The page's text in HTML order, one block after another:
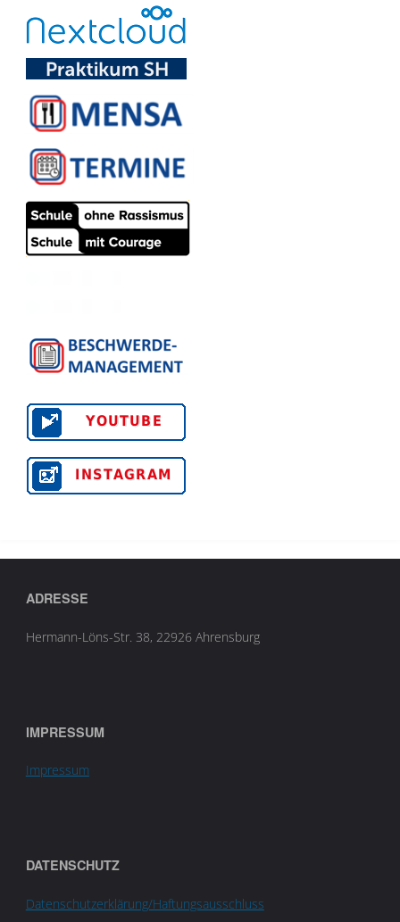
ADRESSE
Hermann-Löns-Str. 38, 22926 Ahrensburg
IMPRESSUM
Impressum
DATENSCHUTZ
Datenschutzerklärung/Haftungsausschluss